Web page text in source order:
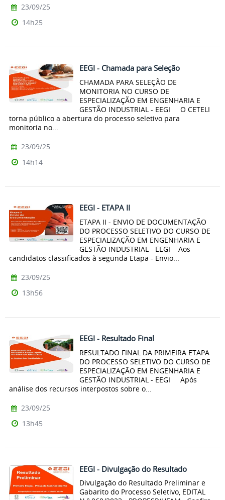
23/09/25
14h25
EEGI - Chamada para Seleção
CHAMADA PARA SELEÇÃO DE
MONITORIA NO CURSO DE
ESPECIALIZAÇÃO EM ENGENHARIA E
GESTÃO INDUSTRIAL - EEGI O CETELI
torna público a abertura do processo seletivo para
monitoria no...
23/09/25
14h14
EEGI - ETAPA II
ETAPA II - ENVIO DE DOCUMENTAÇÃO
DO PROCESSO SELETIVO DO CURSO DE
ESPECIALIZAÇÃO EM ENGENHARIA E
GESTÃO INDUSTRIAL - EEGI Aos
candidatos classificados à segunda Etapa - Envio...
23/09/25
13h56
EEGI - Resultado Final
RESULTADO FINAL DA PRIMEIRA ETAPA
DO PROCESSO SELETIVO DO CURSO DE
ESPECIALIZAÇÃO EM ENGENHARIA E
GESTÃO INDUSTRIAL - EEGI Após
análise dos recursos interpostos sobre o...
23/09/25
13h45
EEGI - Divulgação do Resultado
Divulgação do Resultado Preliminar e
Gabarito do Processo Seletivo, EDITAL